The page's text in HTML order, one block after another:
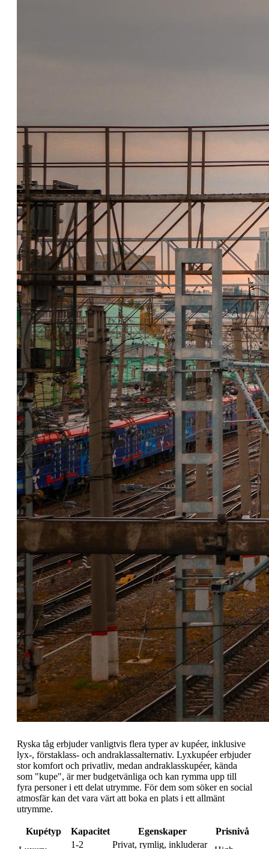
Ryska tåg erbjuder vanligtvis flera typer av kupéer, inklusive
lyx-, förstaklass- och andraklassalternativ. Lyxkupéer erbjuder
stor komfort och privatliv, medan andraklasskupéer, kända
som "kupe", är mer budgetvänliga och kan rymma upp till
fyra personer i ett delat utrymme. För dem som söker en social
atmosfär kan det vara värt att boka en plats i ett allmänt
utrymme.
Kupétyp Kapacitet Egenskaper
Prisnivå
1-2
Privat, rymlig, inkluderar